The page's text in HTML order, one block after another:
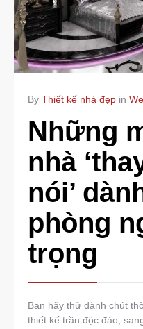
By Thiết kế nhà đẹp in
Những
nhà
nói’
phòng
trọng
Bạn hãy thử dành chút
thiết kế trần độc đáo,